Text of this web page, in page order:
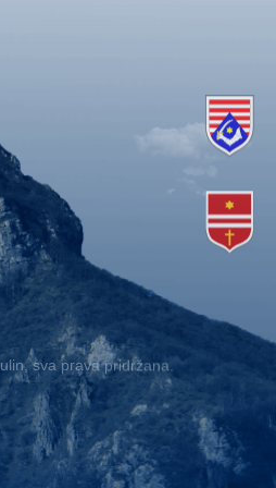
sva prava pridržana.